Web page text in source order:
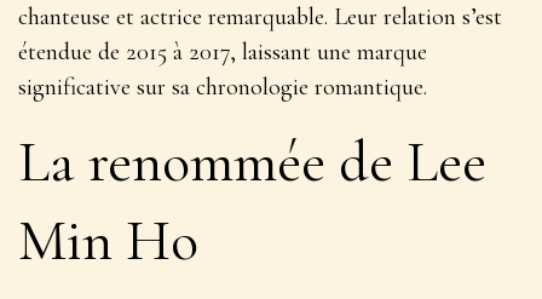
chanteuse et actrice remarquable. Leur relation s’est
étendue de 2015 à 2017, laissant une marque
significative sur sa chronologie romantique.
La renommée de Lee
Min Ho